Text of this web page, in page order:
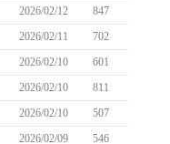
2026/02/12
847
2026/02/11
702
2026/02/10
601
2026/02/10
811
2026/02/10
507
2026/02/09
546